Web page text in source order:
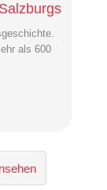
als 600